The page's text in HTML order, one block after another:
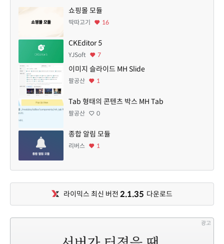
쇼핑몰 모듈
딱따고기 16
CKEditor 5
YJSoft 7
이미지 슬라이드 MH Slide
팔공산 1
Tab 형태의 콘텐츠 박스 MH Tab
팔공산 0
종합 알림 모듈
리버스 1
라이믹스 최신 버전 2.1.35 다운로드
광고